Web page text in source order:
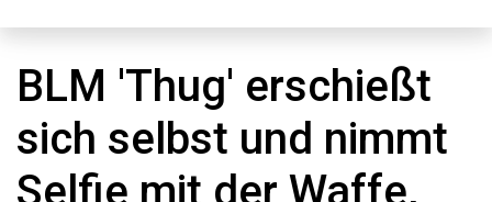
BLM 'Thug' erschießt
sich selbst und nimmt
Selfie mit der Waffe,